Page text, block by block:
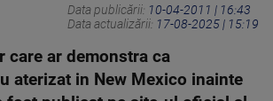
Data publicării: 10-04-2011 | 16:43
Data actualizării: 17-08-2025 | 15:19
care ar demonstra ca
aterizat in New Mexico inainte